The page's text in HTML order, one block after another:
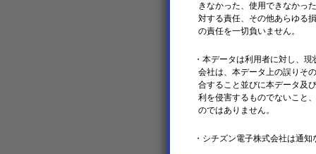
きなかった、使用できなかっ
対する責任、その他あらゆる
の責任を一切負いません。
・本データは利用者に対し、
会社は、本データ上の誤りそ
合すること並びに本データ及
利を侵害するものでないこと
のではありません。
・シチズン電子株式会社は通